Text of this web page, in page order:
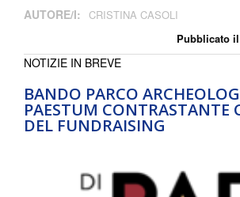
Pubblicato
AUTORE/I: CRISTINA CASOLI
BANDO PARCO
PAESTUM CONTRASTANTE
DEL FUNDRAISING
NOTIZIE IN BREVE